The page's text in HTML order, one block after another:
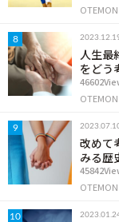
8
人生最
をどう
9
改めて
みる歴
10